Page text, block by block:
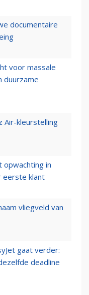
documentaire
voor massale
duurzame
Air-kleurstelling
opwachting in
eerste klant
vliegveld van
gaat verder:
deadline